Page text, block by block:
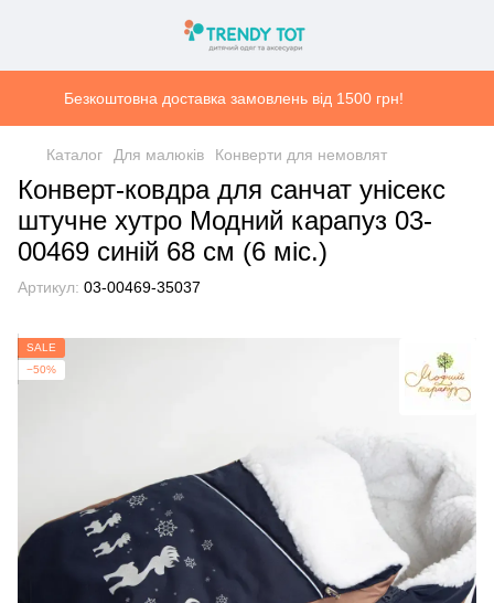
Безкоштовна доставка замовлень від 1500 грн!
Каталог Для малюків Конверти для немовлят
Конверт-ковдра для санчат унісекс
штучне хутро Модний карапуз 03-
00469 синій 68 см (6 мiс.)
Артикул: 03-00469-35037
SALE
−50%